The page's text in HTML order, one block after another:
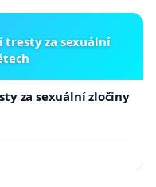
tresty za sexuální
za sexuální zločiny